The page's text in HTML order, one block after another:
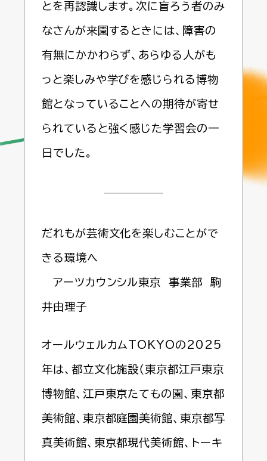
とを再認識します。次に盲ろう者のみ
なさんが来園するときには、障害の
有無にかかわらず、あらゆる人がも
っと楽しみや学びを感じられる博物
館となっていることへの期待が寄せ
られていると強く感じた学習会の一
日でした。
だれもが芸術文化を楽しむことがで
きる環境へ
アーツカウンシル東京 事業部 駒
井由理子
オールウェルカムTOKYOの2025
年は、都立文化施設（東京都江戸東京
博物館、江戸東京たてもの園、東京都
美術館、東京都庭園美術館、東京都写
真美術館、東京都現代美術館、トーキ